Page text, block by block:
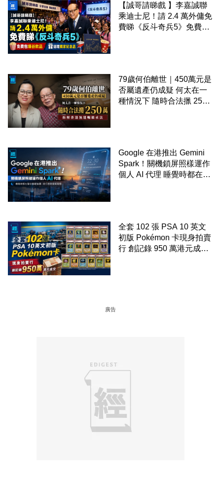
【誠哥請睇戲 】李嘉誠聯
乘迪士尼！請 2.4 萬外傭免
費睇《反斗奇兵5》免費包
79歲何伯離世｜450萬元是
否屬遺產仍成疑 何太在一
種情況下 隨時合法擸 250
Google 在港推出 Gemini
Spark！關機鎖屏照樣運作
個人 AI 代理 睡覺時都在幫
全套 102 張 PSA 10 英文
初版 Pokémon 卡現身拍賣
行 創記錄 950 萬港元成交
廣告